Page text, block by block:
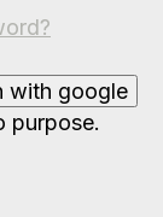
with google
purpose.